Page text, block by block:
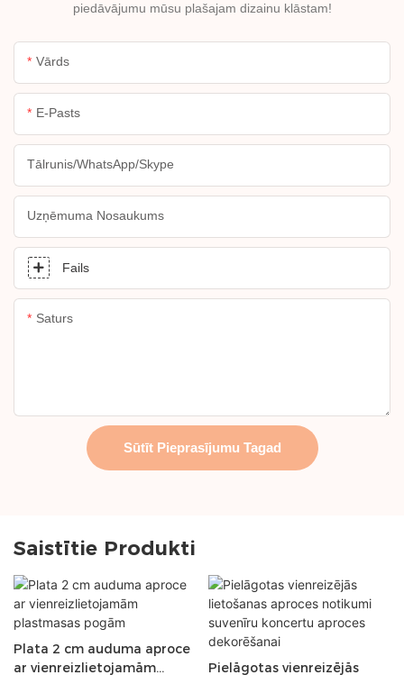
piedāvājumu mūsu plašajam dizainu klāstam!
Vārds
E-Pasts
Tālrunis/WhatsApp/Skype
Uzņēmuma Nosaukums
Fails
Saturs
Sūtīt Pieprasījumu Tagad
Saistītie Produkti
Plata 2 cm auduma aproce
ar vienreizlietojamām
Pielāgotas vienreizējās